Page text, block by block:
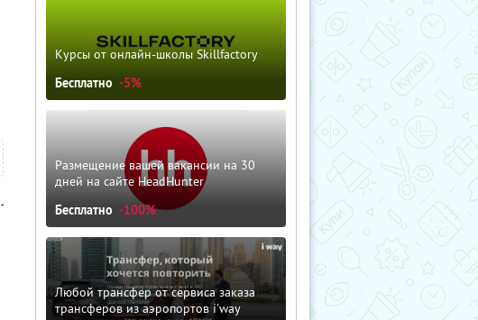
Курсы от онлайн-школы Skillfactory
Бесплатно -5%
Размещение вашей вакансии на 30
дней на сайте HeadHunter
Бесплатно -100%
Любой трансфер от сервиса заказа
трансферов из аэропортов i'way